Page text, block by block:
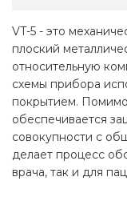
VT-5 - это
плоский
относительную
схемы прибора
покрытием.
обеспечивается
совокупности с
делает процесс
врача, так и для